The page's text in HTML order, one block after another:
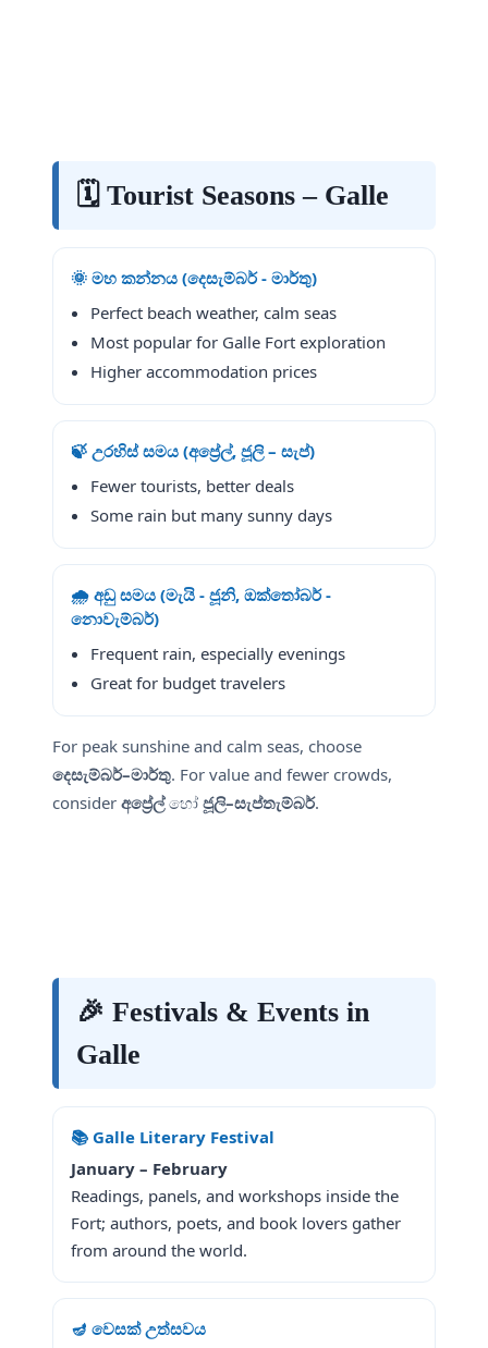
🗓️ Tourist Seasons – Galle
🌞 මහ කන්නය (දෙසැම්බර් - මාර්තු)
Perfect beach weather, calm seas
Most popular for Galle Fort exploration
Higher accommodation prices
🍃 උරහිස් සමය (අප්‍රේල්, ජූලි – සැප්)
Fewer tourists, better deals
Some rain but many sunny days
🌧️ අඩු සමය (මැයි - ජූනි, ඔක්තෝබර් -
නොවැම්බර්)
Frequent rain, especially evenings
Great for budget travelers
For peak sunshine and calm seas, choose
දෙසැම්බර්–මාර්තු. For value and fewer crowds,
consider අප්‍රේල්හෝ ජූලි–සැප්තැම්බර්.
🎉 Festivals & Events in
Galle
📚 Galle Literary Festival
January – February
Readings, panels, and workshops inside the
Fort; authors, poets, and book lovers gather
from around the world.
🪔 වෙසක් උත්සවය